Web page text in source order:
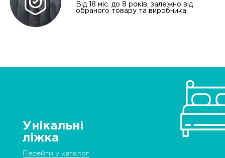
Від 18 міс. до 8 років, залежно від
обраного товару та виробника.
Унікальні
ліжка
Перейти у каталог